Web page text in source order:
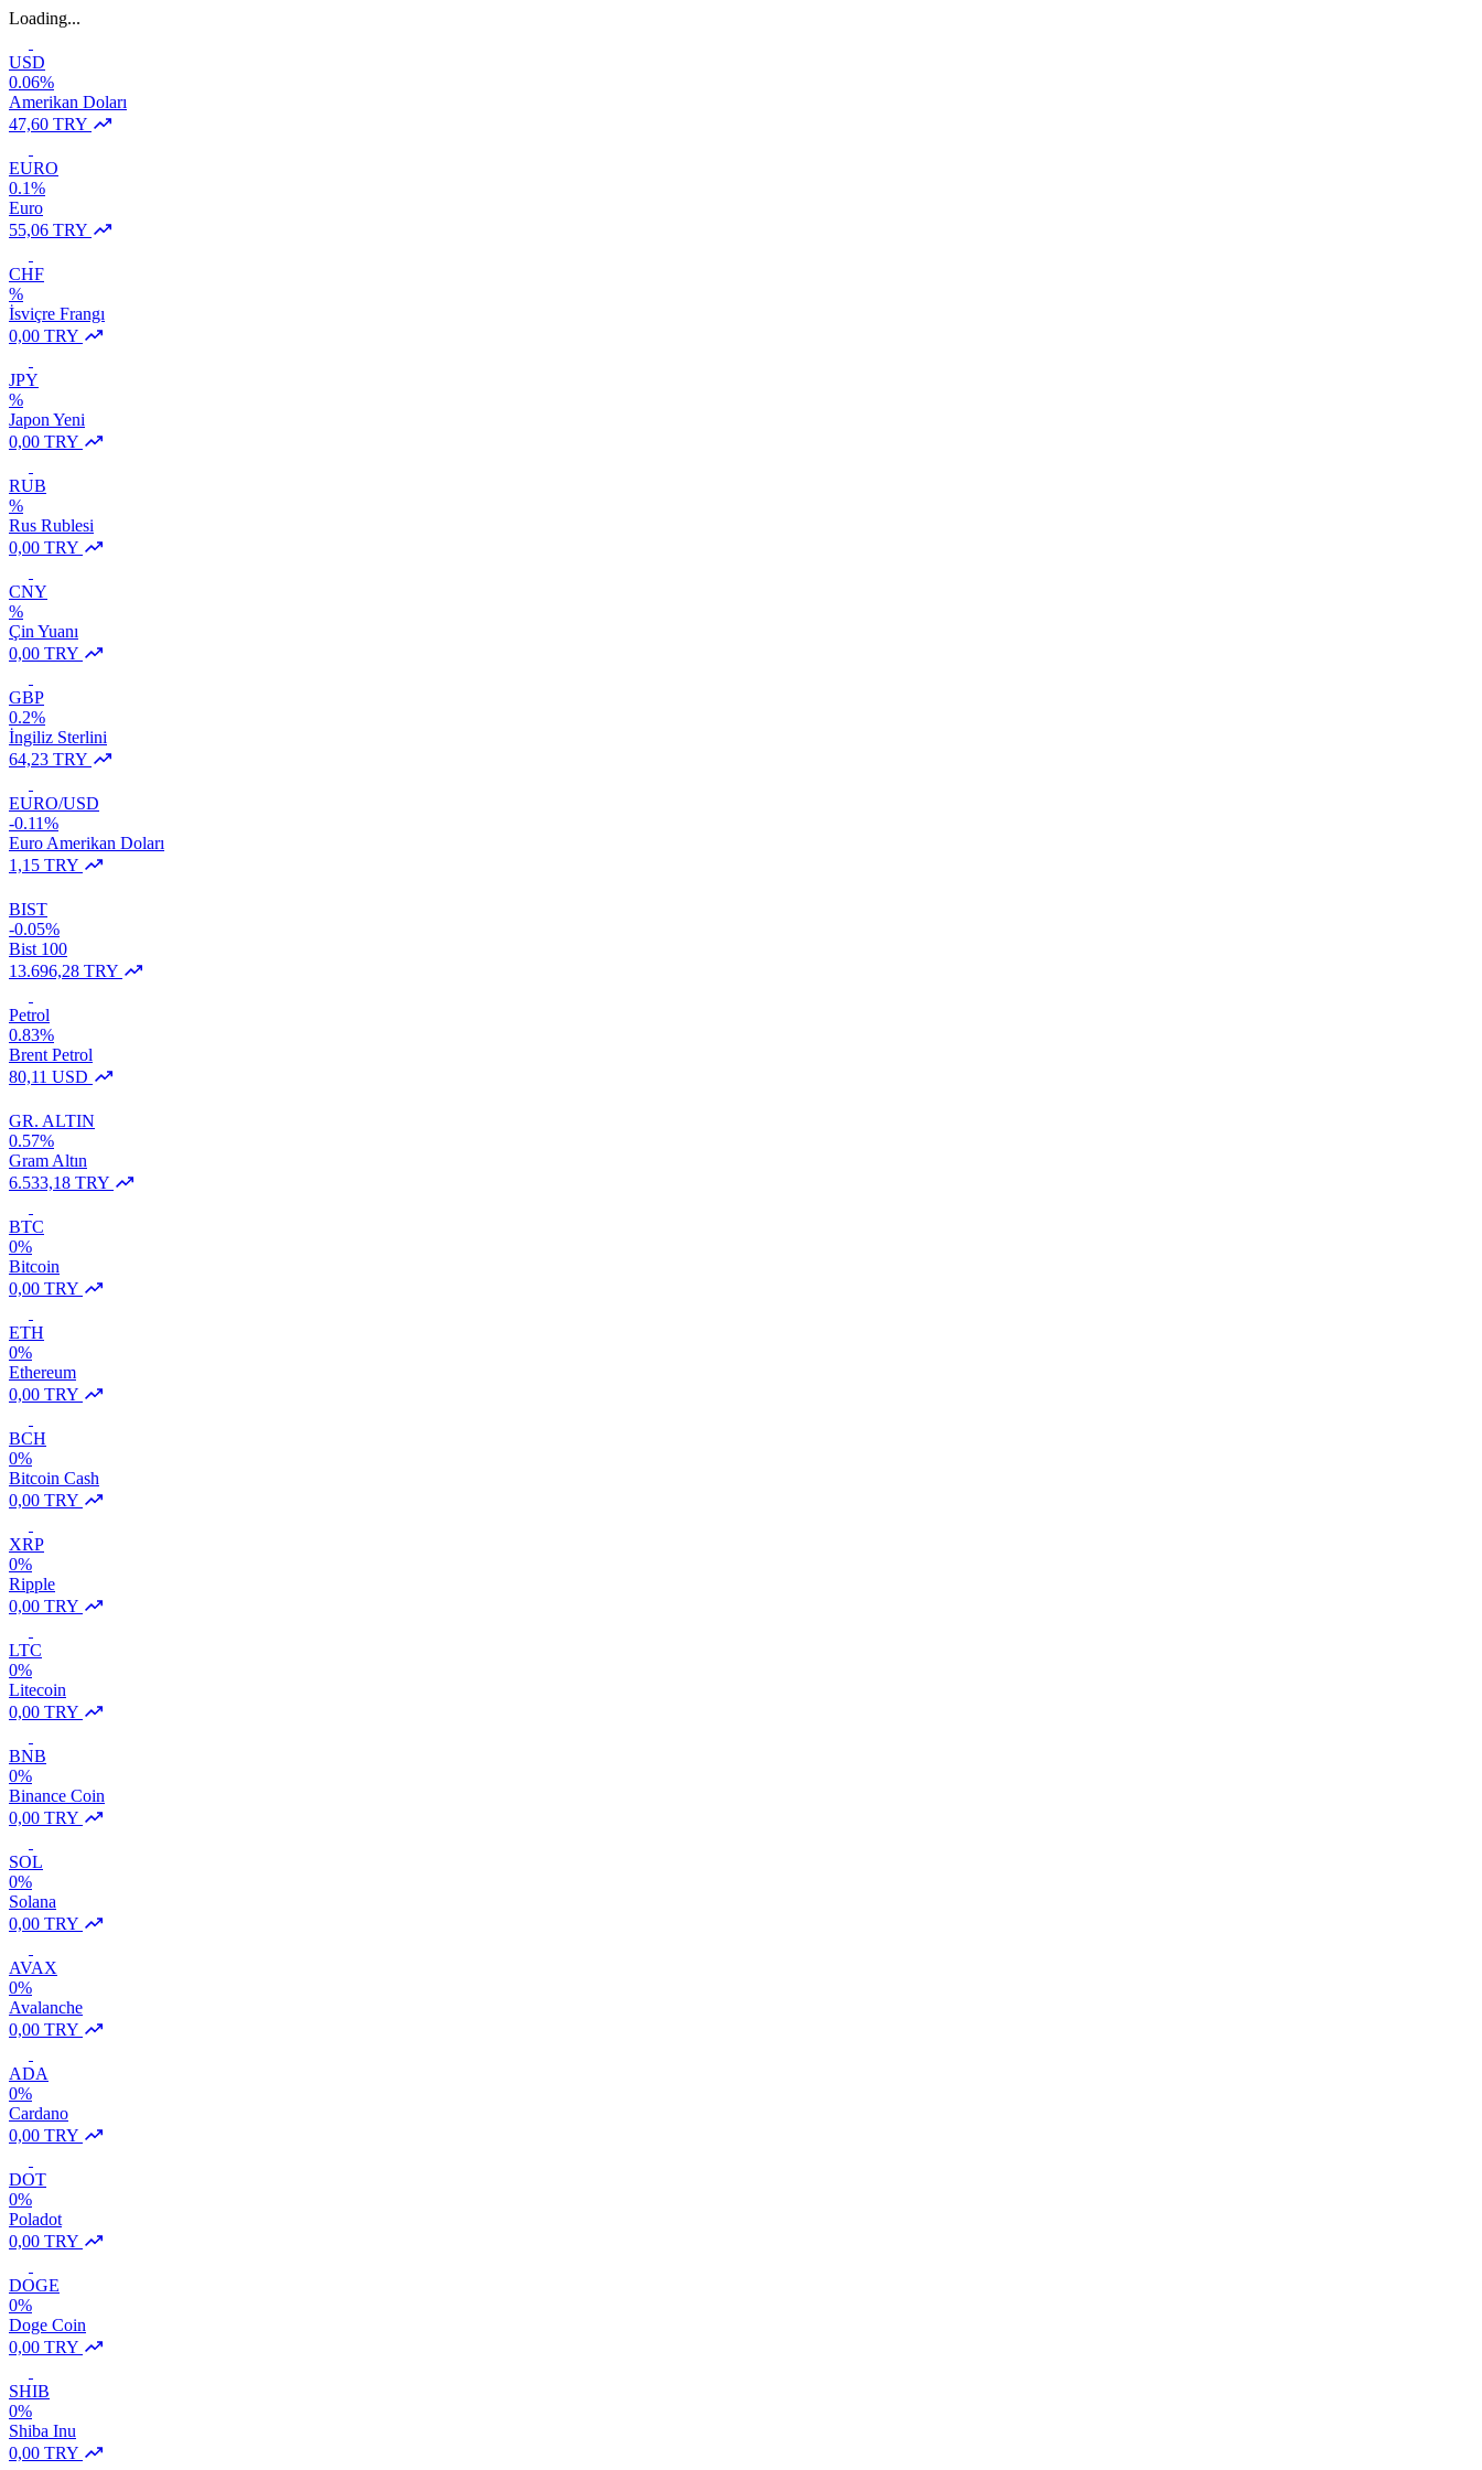
Loading...
USD
0.06%
Amerikan Doları
47,60 TRY
EURO
0.1%
Euro
55,06 TRY
CHF
%
İsviçre Frangı
0,00 TRY
JPY
%
Japon Yeni
0,00 TRY
RUB
%
Rus Rublesi
0,00 TRY
CNY
%
Çin Yuanı
0,00 TRY
GBP
0.2%
İngiliz Sterlini
64,23 TRY
EURO/USD
-0.11%
Euro Amerikan Doları
1,15 TRY
BIST
-0.05%
Bist 100
13.696,28 TRY
Petrol
0.83%
Brent Petrol
80,11 USD
GR. ALTIN
0.57%
Gram Altın
6.533,18 TRY
BTC
0%
Bitcoin
0,00 TRY
ETH
0%
Ethereum
0,00 TRY
BCH
0%
Bitcoin Cash
0,00 TRY
XRP
0%
Ripple
0,00 TRY
LTC
0%
Litecoin
0,00 TRY
BNB
0%
Binance Coin
0,00 TRY
SOL
0%
Solana
0,00 TRY
AVAX
0%
Avalanche
0,00 TRY
ADA
0%
Cardano
0,00 TRY
DOT
0%
Poladot
0,00 TRY
DOGE
0%
Doge Coin
0,00 TRY
SHIB
0%
Shiba Inu
0,00 TRY